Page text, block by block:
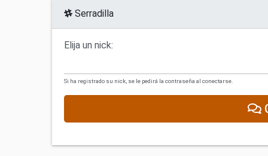
Serradilla
Elija un nick:
Si ha registrado su nick, se le pedirá la contraseña al conectarse.